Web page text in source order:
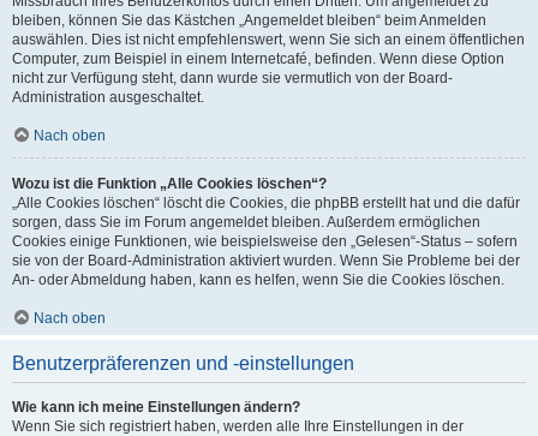
bleiben, können Sie das Kästchen „Angemeldet bleiben“ beim Anmelden
auswählen. Dies ist nicht empfehlenswert, wenn Sie sich an einem öffentlichen
Computer, zum Beispiel in einem Internetcafé, befinden. Wenn diese Option
nicht zur Verfügung steht, dann wurde sie vermutlich von der Board-
Administration ausgeschaltet.
Nach oben
Wozu ist die Funktion „Alle Cookies löschen“?
„Alle Cookies löschen“ löscht die Cookies, die phpBB erstellt hat und die dafür
sorgen, dass Sie im Forum angemeldet bleiben. Außerdem ermöglichen
Cookies einige Funktionen, wie beispielsweise den „Gelesen“-Status – sofern
sie von der Board-Administration aktiviert wurden. Wenn Sie Probleme bei der
An- oder Abmeldung haben, kann es helfen, wenn Sie die Cookies löschen.
Nach oben
Benutzerpräferenzen und -einstellungen
Wie kann ich meine Einstellungen ändern?
Wenn Sie sich registriert haben, werden alle Ihre Einstellungen in der